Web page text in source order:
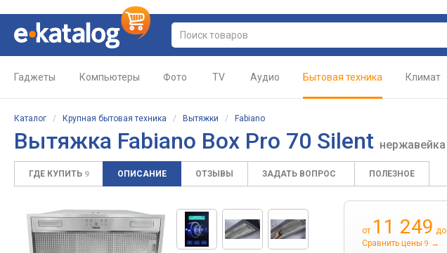
Гаджеты Компьютеры Фото TV Аудио Бытовая техника Климат
Каталог / Крупная бытовая техника / Вытяжки / Fabiano
Вытяжка Fabiano Box Pro 70 Silent нержавейка
ГДЕ КУПИТЬ 9 ОПИСАНИЕ ОТЗЫВЫ ЗАДАТЬ ВОПРОС ПОЛЕЗНОЕ
от 11 249 до
Сравнить цены 9 →